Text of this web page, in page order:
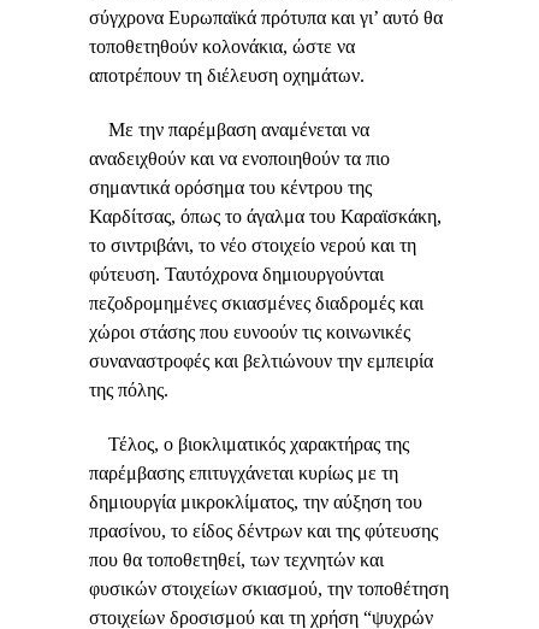
σύγχρονα Ευρωπαϊκά πρότυπα και γι’ αυτό θα
τοποθετηθούν κολονάκια, ώστε να
αποτρέπουν τη διέλευση οχημάτων.
Με την παρέμβαση αναμένεται να
αναδειχθούν και να ενοποιηθούν τα πιο
σημαντικά ορόσημα του κέντρου της
Καρδίτσας, όπως το άγαλμα του Καραϊσκάκη,
το σιντριβάνι, το νέο στοιχείο νερού και τη
φύτευση. Ταυτόχρονα δημιουργούνται
πεζοδρομημένες σκιασμένες διαδρομές και
χώροι στάσης που ευνοούν τις κοινωνικές
συναναστροφές και βελτιώνουν την εμπειρία
της πόλης.
Τέλος, ο βιοκλιματικός χαρακτήρας της
παρέμβασης επιτυγχάνεται κυρίως με τη
δημιουργία μικροκλίματος, την αύξηση του
πρασίνου, το είδος δέντρων και της φύτευσης
που θα τοποθετηθεί, των τεχνητών και
φυσικών στοιχείων σκιασμού, την τοποθέτηση
στοιχείων δροσισμού και τη χρήση “ψυχρών